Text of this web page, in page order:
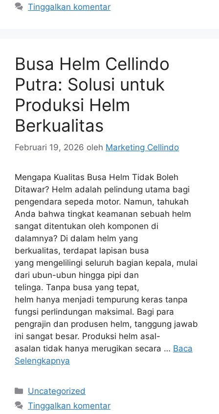
Tinggalkan komentar
Busa Helm Cellindo
Putra: Solusi untuk
Produksi Helm
Berkualitas
Februari 19, 2026 oleh Marketing Cellindo
Mengapa Kualitas Busa Helm Tidak Boleh
Ditawar? Helm adalah pelindung utama bagi
pengendara sepeda motor. Namun, tahukah
Anda bahwa tingkat keamanan sebuah helm
sangat ditentukan oleh komponen di
dalamnya? Di dalam helm yang
berkualitas, terdapat lapisan busa
yang mengelilingi seluruh bagian kepala, mulai
dari ubun-ubun hingga pipi dan
telinga. Tanpa busa yang tepat,
helm hanya menjadi tempurung keras tanpa
fungsi perlindungan maksimal. Bagi para
pengrajin dan produsen helm, tanggung jawab
ini sangat besar. Produksi helm asal-
asalan tidak hanya merugikan secara … Baca
Selengkapnya
Kategori
Uncategorized
Tinggalkan komentar